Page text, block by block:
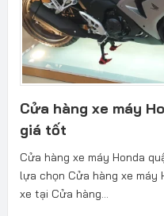
Cửa hàng xe máy
giá tốt
Cửa hàng xe máy Honda
lựa chọn Cửa hàng xe máy
xe tại Cửa hàng...